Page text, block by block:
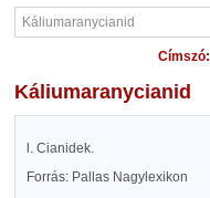
Címszó:
Káliumaranycianid
l. Cianidek.
Forrás: Pallas Nagylexikon